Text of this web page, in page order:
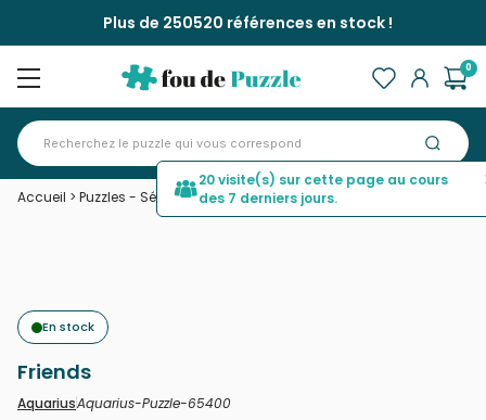
Plus de 250520 références en stock !
0
Accueil > Puzzles - Série TV>Friends
En stock
Friends
AquariusAquarius-Puzzle-65400
20 visite(s) sur cette page au cours
des 7 derniers jours.